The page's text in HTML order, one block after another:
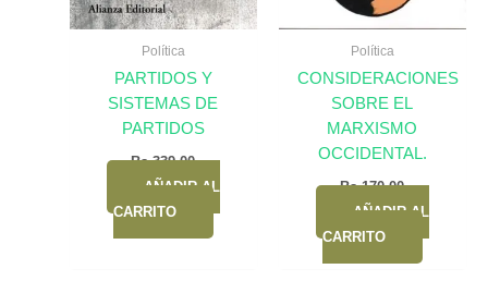
Política
PARTIDOS Y
SISTEMAS DE
PARTIDOS
Bs.339,00
AÑADIR AL
CARRITO
Política
CONSIDERACIONES
SOBRE EL
MARXISMO
OCCIDENTAL.
Bs.170,00
AÑADIR AL
CARRITO